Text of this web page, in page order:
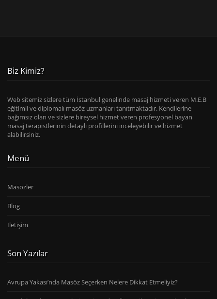
Biz Kimiz?
Web sitemiz sizlere tüm İstanbul genelinde masaj hizmeti veren M.E.B
eğitimli ve diplomalı masöz uzmanları tanıtmaktadır. Kendilerine
bağımsız olan ve sizlere bireysel hizmet veren profesyonel bayan
masaj terapistlerinin detaylı profillerini inceleyebilir ve hizmet
alabilirsiniz.
Menü
Masozler
Blog
İletişim
Son Yazılar
Avrupa Yakası’nda Masöz Seçerken Nelere Dikkat Etmeliyiz?